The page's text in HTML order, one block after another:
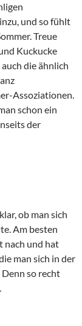
und so fühlt
Treue
Kuckucke
die ähnlich
Assoziationen.
schon ein
der
ob man sich
Am besten
nach und hat
man sich in der
so recht